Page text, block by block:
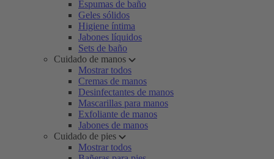
Espumas de baño
Geles sólidos
Higiene íntima
Jabones líquidos
Sets de baño
Cuidado de manos
Mostrar todos
Cremas de manos
Desinfectantes de manos
Mascarillas para manos
Exfoliante de manos
Jabones de manos
Cuidado de pies
Mostrar todos